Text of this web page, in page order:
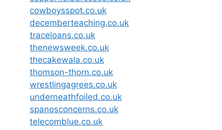
cowboysspot.co.uk
decemberteaching.co.uk
traceloans.co.uk
thenewsweek.co.uk
thecakewala.co.uk
thomson-thorn.co.uk
wrestlingagrees.co.uk
underneathfoiled.co.uk
spanosconcerns.co.uk
telecomblue.co.uk